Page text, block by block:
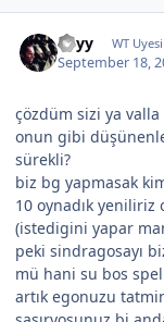
Edyy WT Uyesi
September 18,
çözdüm sizi ya
onun gibi
sürekli?
biz bg yapmasak
10 oynadık
(istedigini yapar
peki sindragosayı
mü hani su bos
artık egonuzu